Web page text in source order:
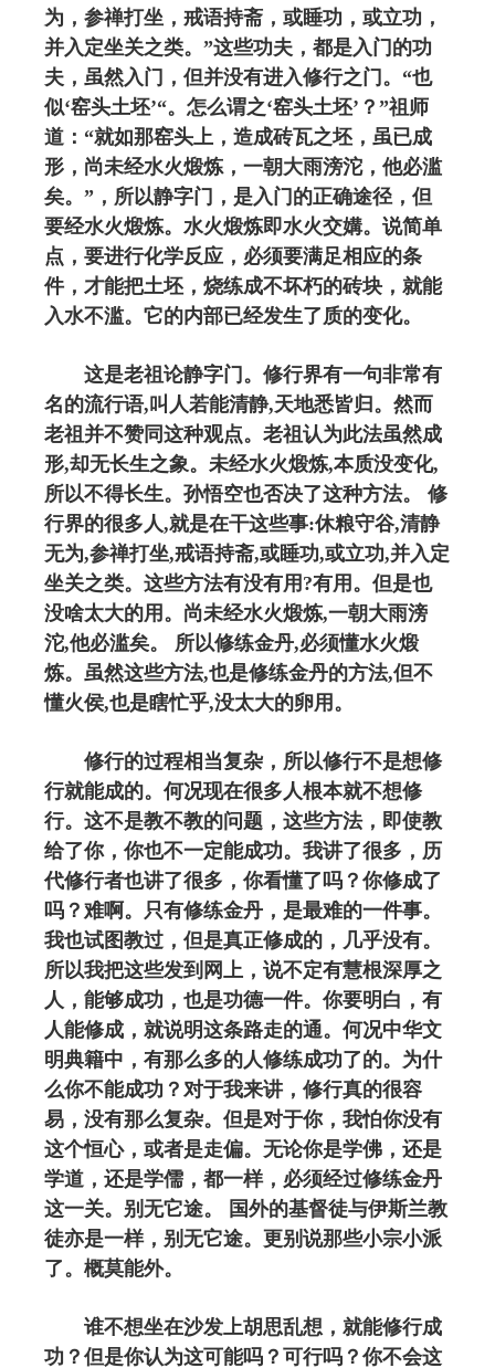
为，参禅打坐，戒语持斋，或睡功，或立功，
并入定坐关之类。”这些功夫，都是入门的功
夫，虽然入门，但并没有进入修行之门。“也
似‘窑头土坯’“。怎么谓之‘窑头土坯’？”祖师
道：“就如那窑头上，造成砖瓦之坯，虽已成
形，尚未经水火煅炼，一朝大雨滂沱，他必滥
矣。”，所以静字门，是入门的正确途径，但
要经水火煅炼。水火煅炼即水火交媾。说简单
点，要进行化学反应，必须要满足相应的条
件，才能把土坯，烧练成不坏朽的砖块，就能
入水不滥。它的内部已经发生了质的变化。
这是老祖论静字门。修行界有一句非常有
名的流行语,叫人若能清静,天地悉皆归。然而
老祖并不赞同这种观点。老祖认为此法虽然成
形,却无长生之象。未经水火煅炼,本质没变化,
所以不得长生。孙悟空也否决了这种方法。 修
行界的很多人,就是在干这些事:休粮守谷,清静
无为,参禅打坐,戒语持斋,或睡功,或立功,并入定
坐关之类。这些方法有没有用?有用。但是也
没啥太大的用。尚未经水火煅炼,一朝大雨滂
沱,他必滥矣。 所以修练金丹,必须懂水火煅
炼。虽然这些方法,也是修练金丹的方法,但不
懂火侯,也是瞎忙乎,没太大的卵用。
修行的过程相当复杂，所以修行不是想修
行就能成的。何况现在很多人根本就不想修
行。这不是教不教的问题，这些方法，即使教
给了你，你也不一定能成功。我讲了很多，历
代修行者也讲了很多，你看懂了吗？你修成了
吗？难啊。只有修练金丹，是最难的一件事。
我也试图教过，但是真正修成的，几乎没有。
所以我把这些发到网上，说不定有慧根深厚之
人，能够成功，也是功德一件。你要明白，有
人能修成，就说明这条路走的通。何况中华文
明典籍中，有那么多的人修练成功了的。为什
么你不能成功？对于我来讲，修行真的很容
易，没有那么复杂。但是对于你，我怕你没有
这个恒心，或者是走偏。无论你是学佛，还是
学道，还是学儒，都一样，必须经过修练金丹
这一关。别无它途。 国外的基督徒与伊斯兰教
徒亦是一样，别无它途。更别说那些小宗小派
了。概莫能外。
谁不想坐在沙发上胡思乱想，就能修行成
功？但是你认为这可能吗？可行吗？你不会这